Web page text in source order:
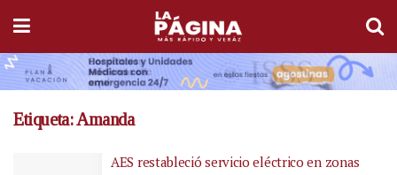
Etiqueta:Amanda
AES restableció servicio eléctrico en zonas